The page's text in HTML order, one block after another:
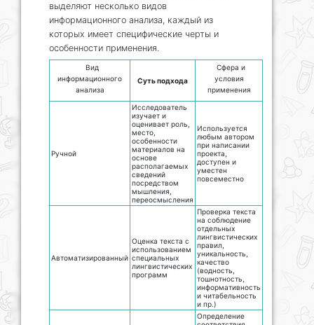
выделяют несколько видов
информационного анализа, каждый из
которых имеет специфические черты и
особенности применения.
Вид
информационного
анализа
Суть подхода
Сфера и
условия
применения
Ручной
Исследователь
изучает и
оценивает роль,
место,
особенности
материалов на
основе
располагаемых
сведений
посредством
мышления,
переосмысления
Используется
любым автором
при написании
проекта,
доступен и
уместен
повсеместно
Автоматизированный
Оценка текста с
использованием
специальных
лингвистических
программ
Проверка текста
на соблюдение
отдельных
лингвистических
правил,
уникальность,
качество
(водность,
тошнотность,
информативность
и читабельность
и пр.)
Определение